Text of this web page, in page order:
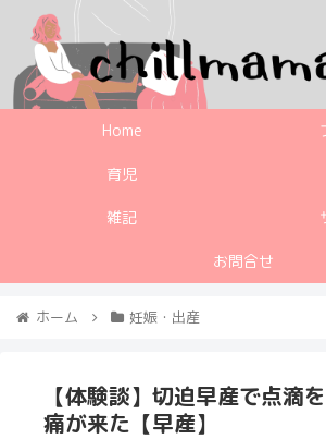
Home
育児
雑記
お問合せ
ホーム 妊娠・出産
【体験談】切迫早産で点滴
痛が来た【早産】